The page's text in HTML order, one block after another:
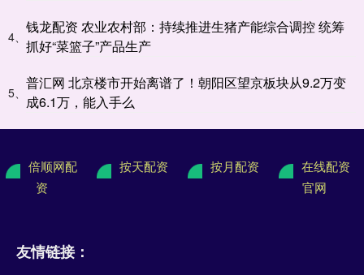
4、
钱龙配资 农业农村部：持续推进生猪产能综合调控 统筹
抓好“菜篮子”产品生产
5、
普汇网 北京楼市开始离谱了！朝阳区望京板块从9.2万变
成6.1万，能入手么
倍顺网配
资
按天配资 按月配资
在线配资
官网
友情链接：